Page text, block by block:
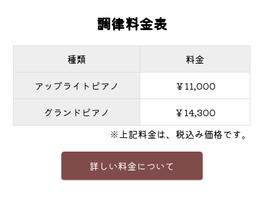
調律料金表
種類
料金
アップライトピアノ
￥11,000
グランドピアノ
￥14,300
※上記料金は、税込み価格です。
詳しい料金について